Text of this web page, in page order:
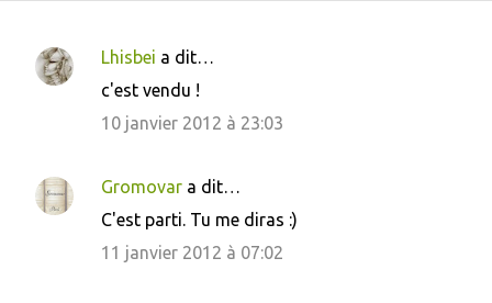
C
e
Lhisbei a dit…
c'est vendu !
10 janvier 2012 à 23:03
Gromovar a dit…
C'est parti. Tu me diras :)
11 janvier 2012 à 07:02